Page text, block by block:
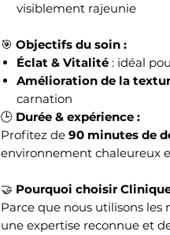
visiblement rajeunie
🎯 Objectifs du soin :
Éclat & Vitalité : idéal
Amélioration de la
carnation
🕒 Durée & expérience :
Profitez de 90 minutes de
environnement chaleureux
🤝 Pourquoi choisir
Parce que nous utilisons les
une expertise reconnue et